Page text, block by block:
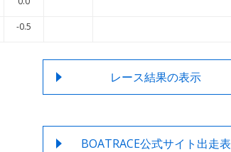
-0.5
レース結果の表示
BOATRACE公式サイト出走表